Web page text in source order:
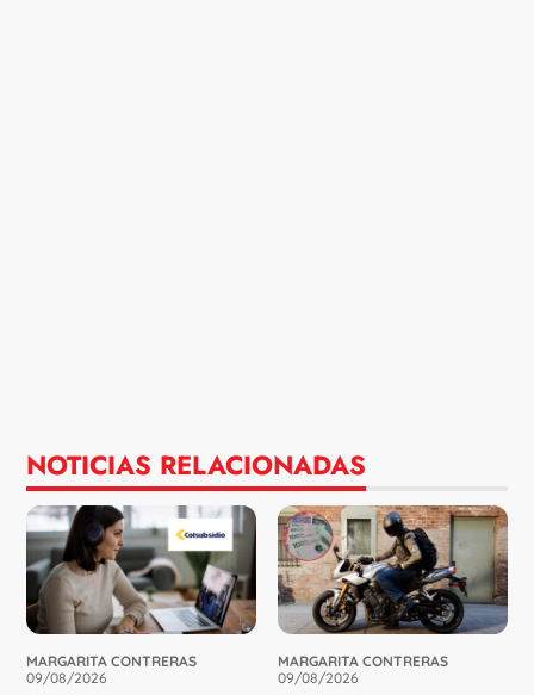
NOTICIAS RELACIONADAS
MARGARITA CONTRERAS
09/08/2026
MARGARITA CONTRERAS
09/08/2026